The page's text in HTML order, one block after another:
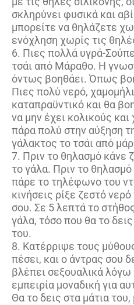
σκληρύνει φυσικά και
μπορείτε να θηλάζετε
ενόχληση χωρίς τις
6. Πιες πολλά υγρά-
τσάι από Μάραθο. Η
όντως βοηθάει. Όπως
Πιες πολύ νερό,
καταπραϋντικό και θα
να μην έχει κολικούς
πάρα πολύ στην αύξηση
γάλακτος το τσάι από
7. Πριν το θηλασμό κάνε
το γάλα. Πριν το
πάρε το τηλέφωνο του
κινήσεις ρίξε ζεστό
σου. Σε 5 λεπτά το
γάλα, τόσο που θα το
του.
8. Κατέρριψε τους
πέσει, και ο άντρας σου
βλέπει σεξουαλικά λόγω
εμπειρία μοναδική για
Θα το δεις στα μάτια